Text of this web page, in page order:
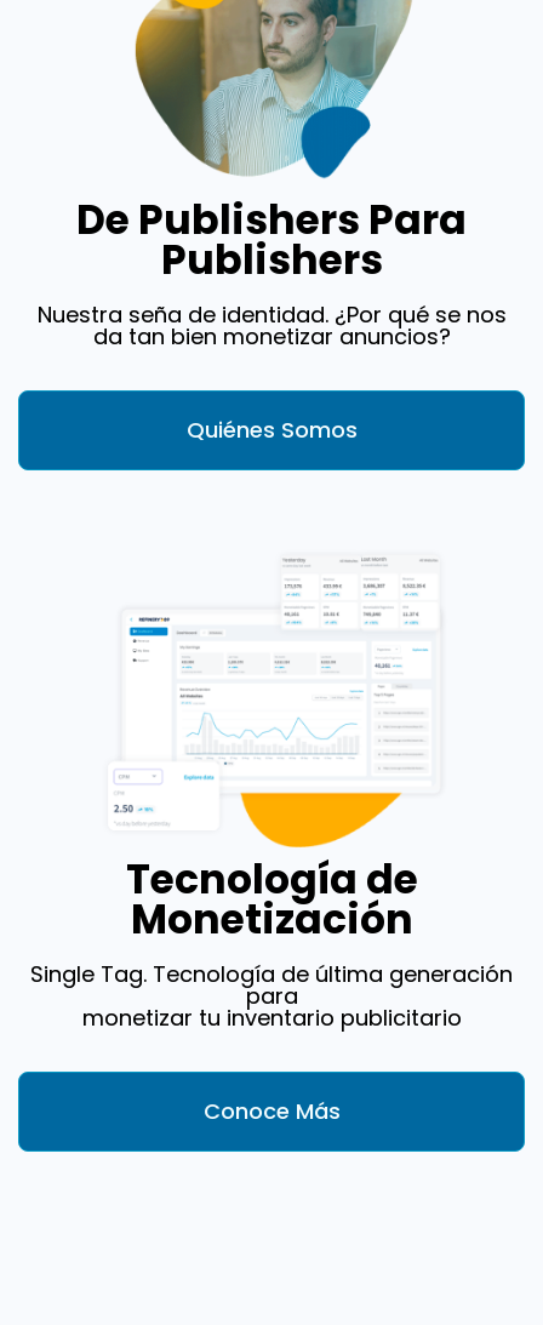
De Publishers Para
Publishers
Nuestra seña de identidad. ¿Por qué se nos
da tan bien monetizar anuncios?
Quiénes Somos
Tecnología de
Monetización
Single Tag. Tecnología de última generación
para
monetizar tu inventario publicitario
Conoce Más